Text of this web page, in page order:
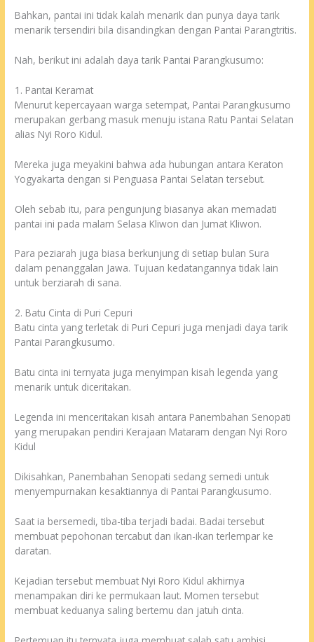
Bahkan, pantai ini tidak kalah menarik dan punya daya tarik
menarik tersendiri bila disandingkan dengan Pantai Parangtritis.
Nah, berikut ini adalah daya tarik Pantai Parangkusumo:
1. Pantai Keramat
Menurut kepercayaan warga setempat, Pantai Parangkusumo
merupakan gerbang masuk menuju istana Ratu Pantai Selatan
alias Nyi Roro Kidul.
Mereka juga meyakini bahwa ada hubungan antara Keraton
Yogyakarta dengan si Penguasa Pantai Selatan tersebut.
Oleh sebab itu, para pengunjung biasanya akan memadati
pantai ini pada malam Selasa Kliwon dan Jumat Kliwon.
Para peziarah juga biasa berkunjung di setiap bulan Sura
dalam penanggalan Jawa. Tujuan kedatangannya tidak lain
untuk berziarah di sana.
2. Batu Cinta di Puri Cepuri
Batu cinta yang terletak di Puri Cepuri juga menjadi daya tarik
Pantai Parangkusumo.
Batu cinta ini ternyata juga menyimpan kisah legenda yang
menarik untuk diceritakan.
Legenda ini menceritakan kisah antara Panembahan Senopati
yang merupakan pendiri Kerajaan Mataram dengan Nyi Roro
Kidul
Dikisahkan, Panembahan Senopati sedang semedi untuk
menyempurnakan kesaktiannya di Pantai Parangkusumo.
Saat ia bersemedi, tiba-tiba terjadi badai. Badai tersebut
membuat pepohonan tercabut dan ikan-ikan terlempar ke
daratan.
Kejadian tersebut membuat Nyi Roro Kidul akhirnya
menampakan diri ke permukaan laut. Momen tersebut
membuat keduanya saling bertemu dan jatuh cinta.